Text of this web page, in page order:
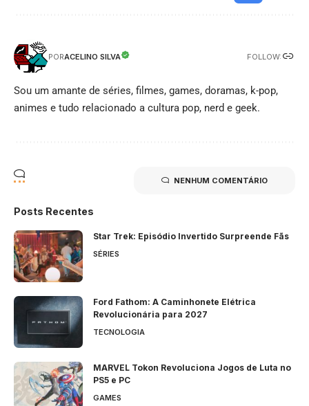
PORACELINO SILVA FOLLOW:
Sou um amante de séries, filmes, games, doramas, k-pop,
animes e tudo relacionado a cultura pop, nerd e geek.
NENHUM COMENTÁRIO
Posts Recentes
Star Trek: Episódio Invertido Surpreende Fãs
SÉRIES
Ford Fathom: A Caminhonete Elétrica
Revolucionária para 2027
TECNOLOGIA
MARVEL Tokon Revoluciona Jogos de Luta no
PS5 e PC
GAMES